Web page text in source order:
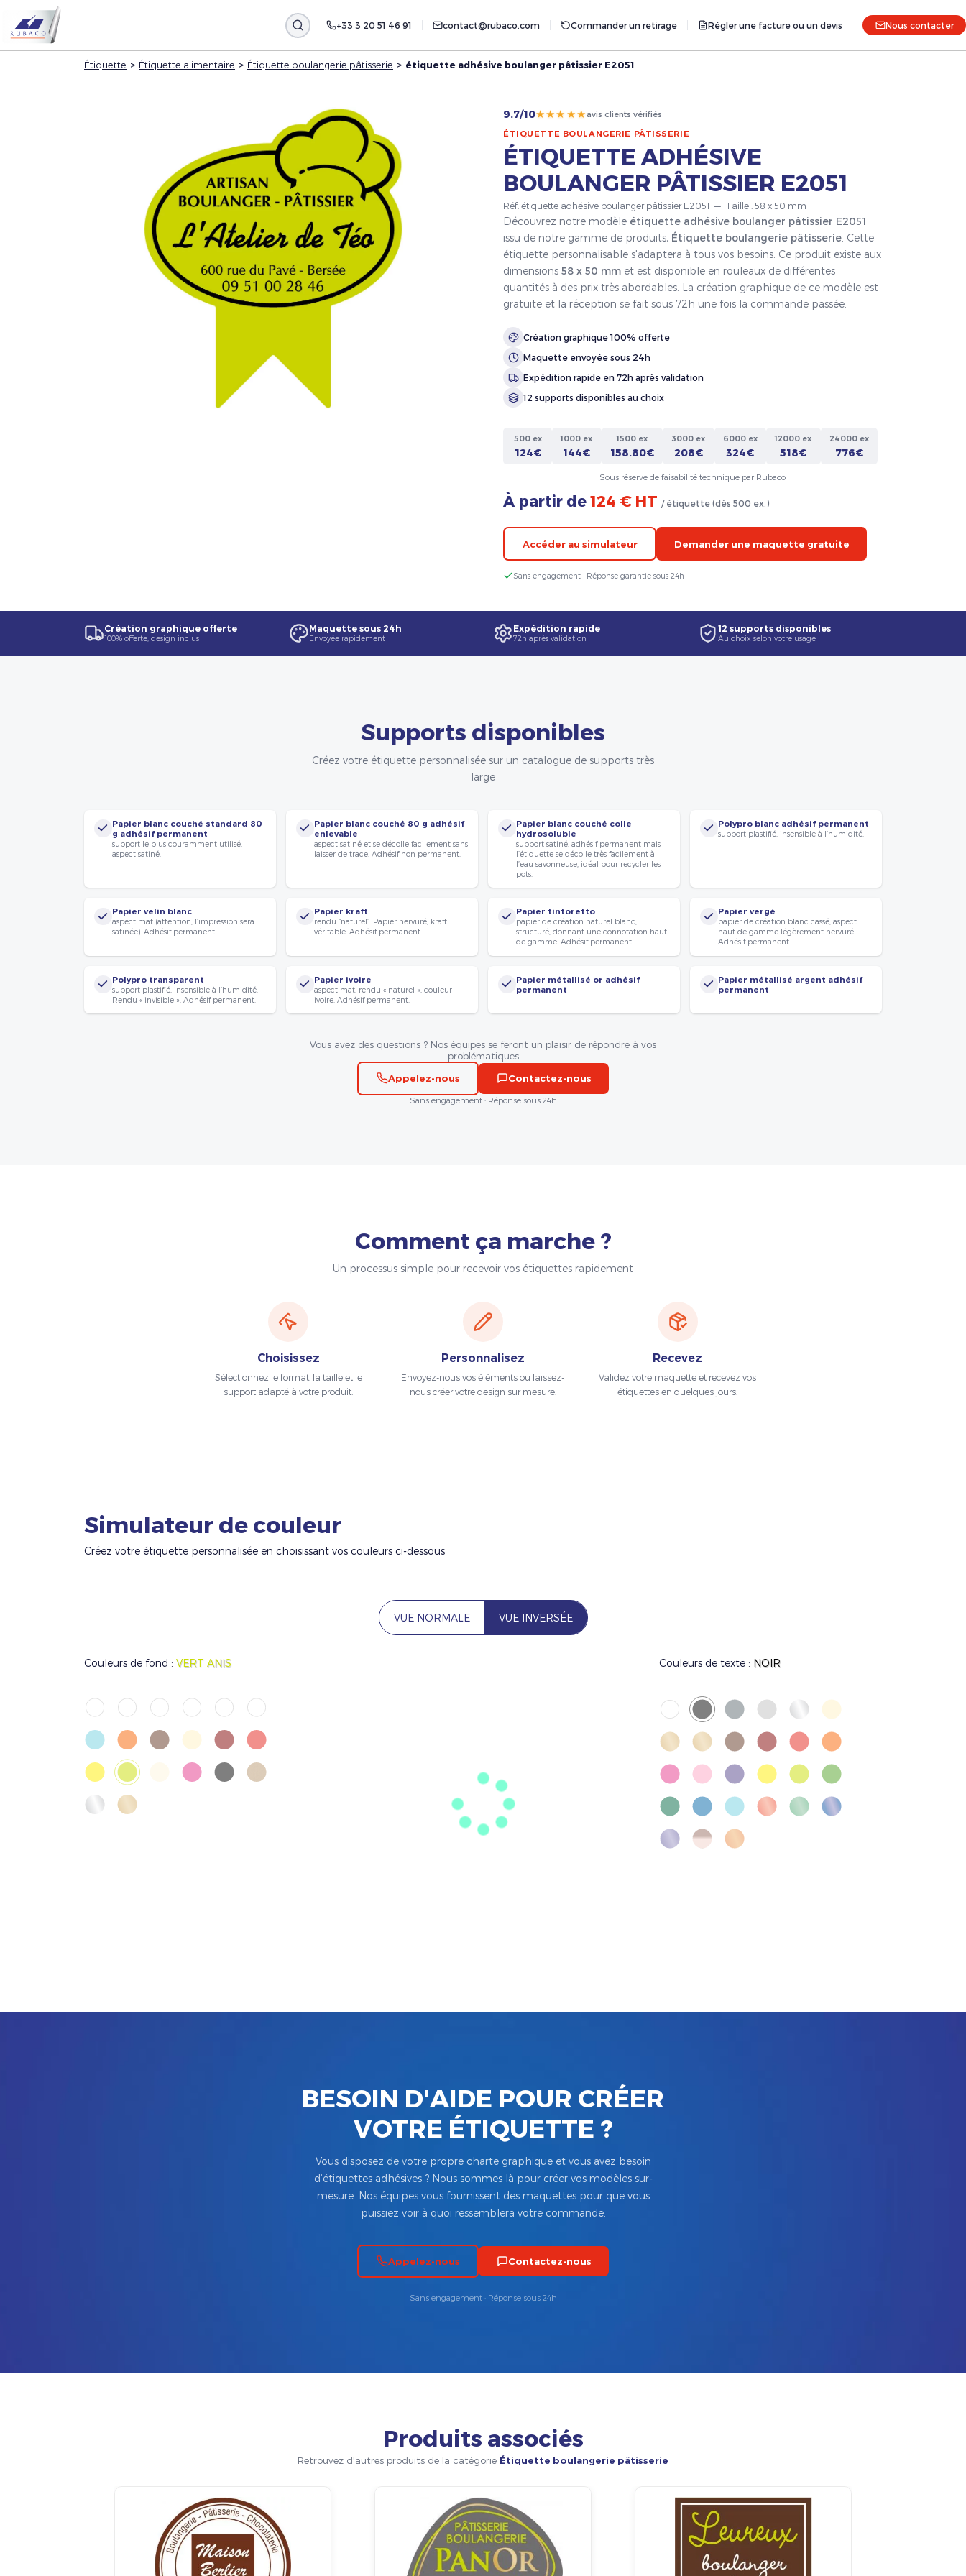
+33 3 20 51 46 91 contact@rubaco.com Commander un retirage Régler une facture ou un devis Nous contacter
Étiquette > Étiquette alimentaire > Étiquette boulangerie pâtisserie > étiquette adhésive boulanger pâtissier E2051
9.7/10★★★★★avis clients vérifiés
ÉTIQUETTE BOULANGERIE PÂTISSERIE
ÉTIQUETTE ADHÉSIVE
BOULANGER PÂTISSIER E2051
Réf. étiquette adhésive boulanger pâtissier E2051 — Taille : 58 x 50 mm
Découvrez notre modèle étiquette adhésive boulanger pâtissier E2051
issu de notre gamme de produits, Étiquette boulangerie pâtisserie . Cette
étiquette personnalisable s'adaptera à tous vos besoins. Ce produit existe aux
dimensions 58 x 50 mm et est disponible en rouleaux de différentes
quantités à des prix très abordables. La création graphique de ce modèle est
gratuite et la réception se fait sous 72h une fois la commande passée.
Création graphique 100% offerte
Maquette envoyée sous 24h
Expédition rapide en 72h après validation
12 supports disponibles au choix
500 ex
124€
1000 ex
144€
1500 ex
158.80€
3000 ex
208€
6000 ex
324€
12000 ex
518€
24000 ex
776€
Sous réserve de faisabilité technique par Rubaco
À partir de 124 € HT / étiquette (dès 500 ex.)
Accéder au simulateur Demander une maquette gratuite
Sans engagement · Réponse garantie sous 24h
Création graphique offerte
100% offerte, design inclus
Maquette sous 24h
Envoyée rapidement
Expédition rapide
72h après validation
12 supports disponibles
Au choix selon votre usage
Supports disponibles
Créez votre étiquette personnalisée sur un catalogue de supports très
large
Papier blanc couché standard 80
g adhésif permanent
support le plus couramment utilisé,
aspect satiné.
Papier blanc couché 80 g adhésif
enlevable
aspect satiné et se décolle facilement sans
laisser de trace. Adhésif non permanent.
Papier blanc couché colle
hydrosoluble
support satiné, adhésif permanent mais
l’étiquette se décolle très facilement à
l’eau savonneuse, idéal pour recycler les
pots.
Polypro blanc adhésif permanent
support plastifié, insensible à l’humidité.
Papier velin blanc
aspect mat (attention, l’impression sera
satinée). Adhésif permanent.
Papier kraft
rendu “naturel”. Papier nervuré, kraft
véritable. Adhésif permanent.
Papier tintoretto
papier de création naturel blanc,
structuré, donnant une connotation haut
de gamme. Adhésif permanent.
Papier vergé
papier de création blanc cassé, aspect
haut de gamme légèrement nervuré.
Adhésif permanent.
Polypro transparent
support plastifié, insensible à l’humidité.
Rendu « invisible ». Adhésif permanent.
Papier ivoire
aspect mat, rendu « naturel », couleur
ivoire. Adhésif permanent.
Papier métallisé or adhésif
permanent
Papier métallisé argent adhésif
permanent
Vous avez des questions ? Nos équipes se feront un plaisir de répondre à vos
problématiques
Appelez-nous
Contactez-nous
Sans engagement · Réponse sous 24h
Comment ça marche ?
Un processus simple pour recevoir vos étiquettes rapidement
Choisissez
Sélectionnez le format, la taille et le
support adapté à votre produit.
Personnalisez
Envoyez-nous vos éléments ou laissez-
nous créer votre design sur mesure.
Recevez
Validez votre maquette et recevez vos
étiquettes en quelques jours.
Simulateur de couleur
Créez votre étiquette personnalisée en choisissant vos couleurs ci-dessous
VUE NORMALE VUE INVERSÉE
Couleurs de fond : VERT ANIS Couleurs de texte : NOIR
BESOIN D'AIDE POUR CRÉER
VOTRE ÉTIQUETTE ?
Vous disposez de votre propre charte graphique et vous avez besoin
d’étiquettes adhésives ? Nous sommes là pour créer vos modèles sur-
mesure. Nos équipes vous fournissent des maquettes pour que vous
puissiez voir à quoi ressemblera votre commande.
Appelez-nous Contactez-nous
Sans engagement · Réponse sous 24h
Produits associés
Retrouvez d'autres produits de la catégorie Étiquette boulangerie pâtisserie